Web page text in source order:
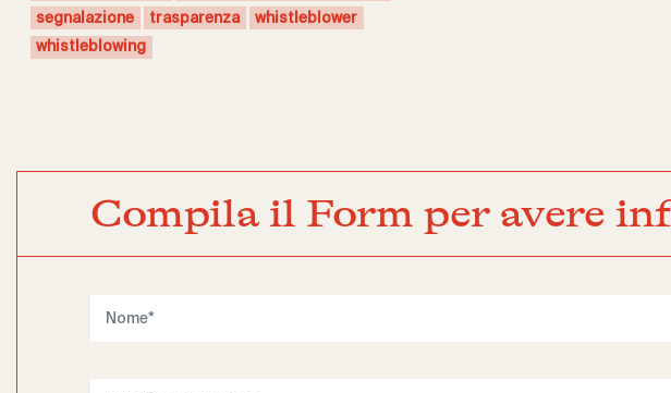
segnalazione
trasparenza
whistleblower
whistleblowing
Compila il Form per avere